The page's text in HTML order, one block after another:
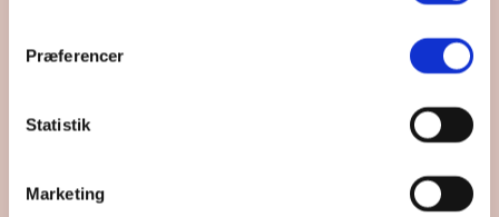
Præferencer
Statistik
Marketing